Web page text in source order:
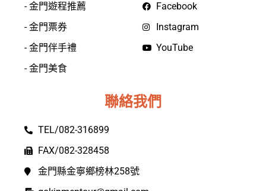
- 金門遊程推薦
- 金門票券
- 金門伴手禮
- 金門美食
Facebook
Instagram
YouTube
聯絡我們
TEL/082-316899
FAX/082-328458
金門縣金寧鄉榜林258號